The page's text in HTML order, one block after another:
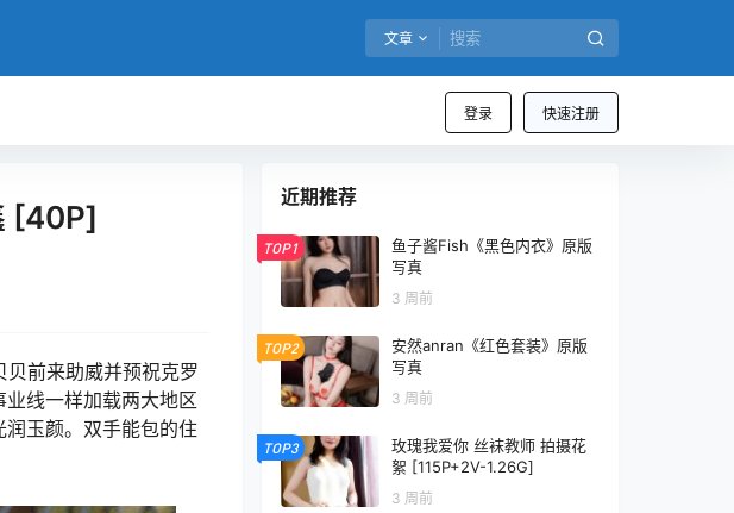
文章
登录 快速注册
[40P]
前来助威并预祝克罗
线一样加载两大地区
玉颜。双手能包的住
近期推荐
TOP1
鱼子酱Fish《黑色内衣》原版
写真
3 周前
TOP2
安然anran《红色套装》原版
写真
3 周前
TOP3
玫瑰我爱你 丝袜教师 拍摄花
絮 [115P+2V-1.26G]
3 周前